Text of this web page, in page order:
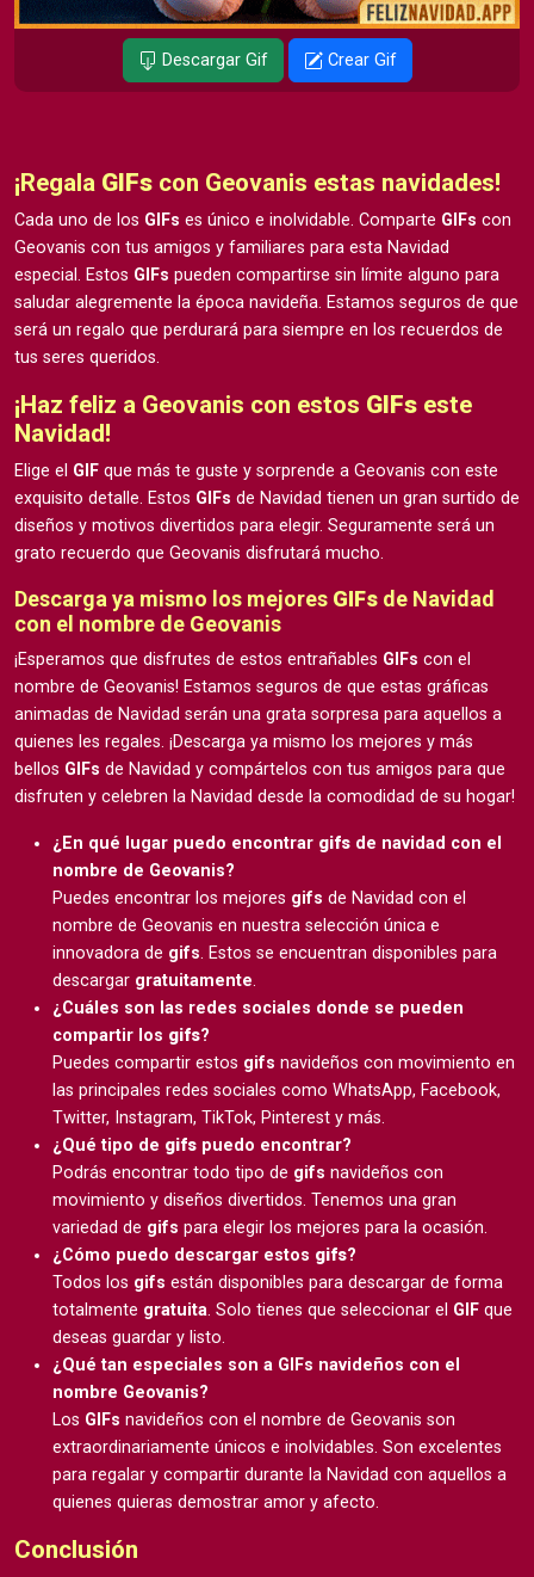
Descargar Gif Crear Gif
¡Regala GIFs con Geovanis estas navidades!
Cada uno de los GIFs es único e inolvidable. Comparte GIFs con
Geovanis con tus amigos y familiares para esta Navidad
especial. Estos GIFs pueden compartirse sin límite alguno para
saludar alegremente la época navideña. Estamos seguros de que
será un regalo que perdurará para siempre en los recuerdos de
tus seres queridos.
¡Haz feliz a Geovanis con estos GIFs este
Navidad!
Elige el GIF que más te guste y sorprende a Geovanis con este
exquisito detalle. Estos GIFs de Navidad tienen un gran surtido de
diseños y motivos divertidos para elegir. Seguramente será un
grato recuerdo que Geovanis disfrutará mucho.
Descarga ya mismo los mejores GIFs de Navidad
con el nombre de Geovanis
¡Esperamos que disfrutes de estos entrañables GIFs con el
nombre de Geovanis! Estamos seguros de que estas gráficas
animadas de Navidad serán una grata sorpresa para aquellos a
quienes les regales. ¡Descarga ya mismo los mejores y más
bellos GIFs de Navidad y compártelos con tus amigos para que
disfruten y celebren la Navidad desde la comodidad de su hogar!
¿En qué lugar puedo encontrar gifs de navidad con el
nombre de Geovanis?
Puedes encontrar los mejores gifs de Navidad con el
nombre de Geovanis en nuestra selección única e
innovadora de gifs. Estos se encuentran disponibles para
descargar gratuitamente.
¿Cuáles son las redes sociales donde se pueden
compartir los gifs?
Puedes compartir estos gifs navideños con movimiento en
las principales redes sociales como WhatsApp, Facebook,
Twitter, Instagram, TikTok, Pinterest y más.
¿Qué tipo de gifs puedo encontrar?
Podrás encontrar todo tipo de gifs navideños con
movimiento y diseños divertidos. Tenemos una gran
variedad de gifs para elegir los mejores para la ocasión.
¿Cómo puedo descargar estos gifs?
Todos los gifs están disponibles para descargar de forma
totalmente gratuita. Solo tienes que seleccionar el GIF que
deseas guardar y listo.
¿Qué tan especiales son a GIFs navideños con el
nombre Geovanis?
Los GIFs navideños con el nombre de Geovanis son
extraordinariamente únicos e inolvidables. Son excelentes
para regalar y compartir durante la Navidad con aquellos a
quienes quieras demostrar amor y afecto.
Conclusión